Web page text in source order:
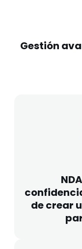
Gestión
de crear